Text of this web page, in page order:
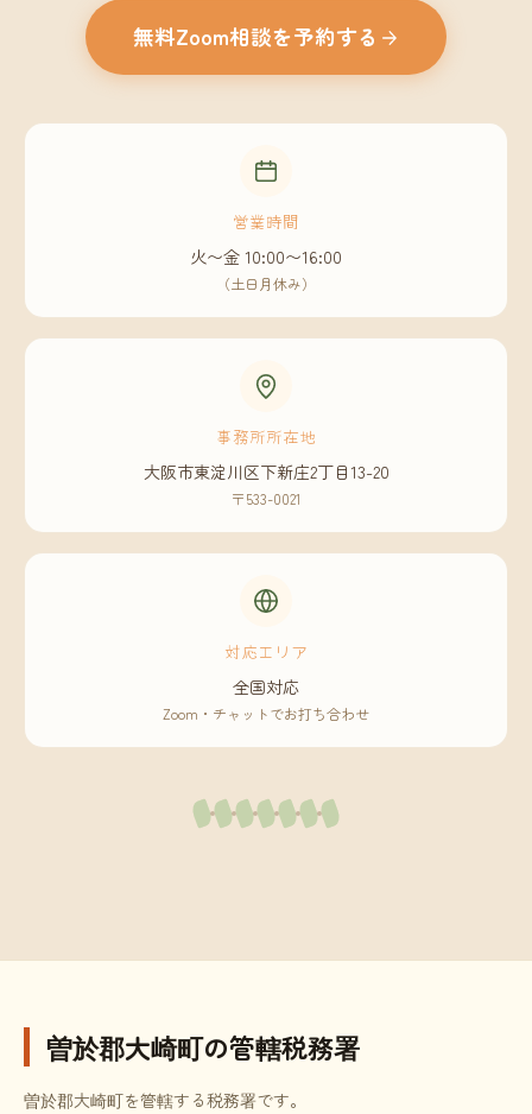
無料Zoom相談を予約する
営業時間
火〜金 10:00〜16:00
（土日月休み）
事務所所在地
大阪市東淀川区下新庄2丁目13-20
〒533-0021
対応エリア
全国対応
Zoom・チャットでお打ち合わせ
曽於郡大崎町の管轄税務署
曽於郡大崎町を管轄する税務署です。